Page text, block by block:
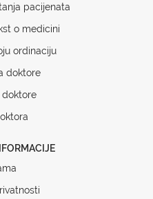
pacijenata
o medicini
ordinaciju
doktore
doktore